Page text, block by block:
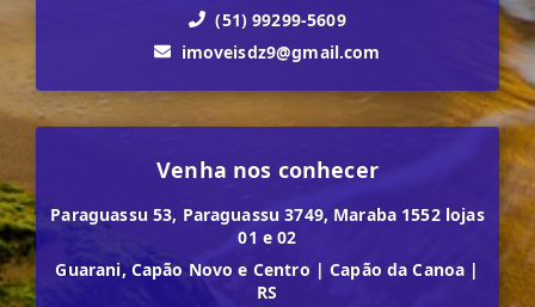
(51) 99299-5609
imoveisdz9@gmail.com
Venha nos conhecer
Paraguassu 53, Paraguassu 3749, Maraba 1552 lojas
01 e 02
Guarani, Capão Novo e Centro | Capão da Canoa |
RS